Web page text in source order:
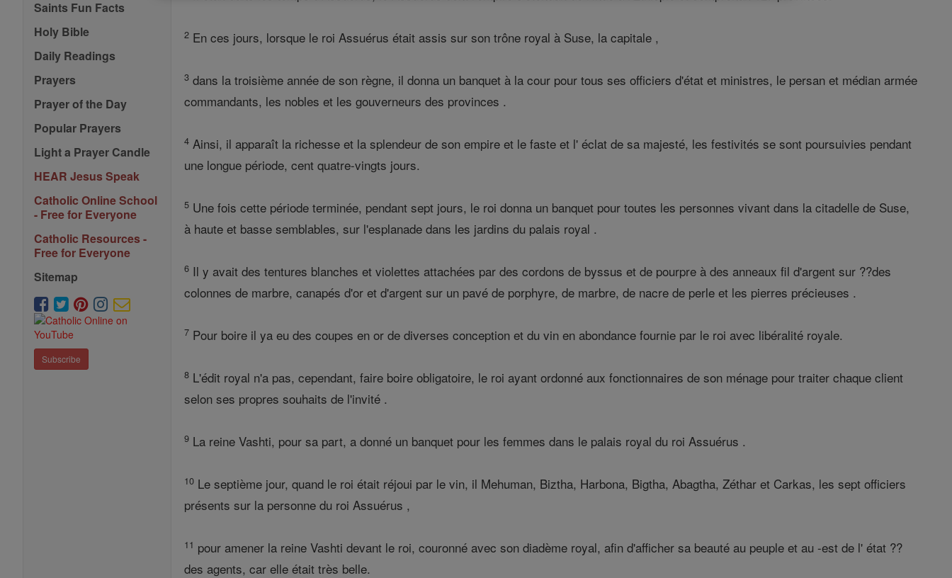
Saints Fun Facts
Holy Bible
Daily Readings
Prayers
Prayer of the Day
Popular Prayers
Light a Prayer Candle
HEAR Jesus Speak
Catholic Online School
- Free for Everyone
Catholic Resources -
Free for Everyone
Sitemap
Subscribe
2 En ces jours, lorsque le roi Assuérus était assis sur son trône royal à Suse, la capitale ,
3 dans la troisième année de son règne, il donna un banquet à la cour pour tous ses officiers d'état et ministres, le persan et médian armée
commandants, les nobles et les gouverneurs des provinces .
4 Ainsi, il apparaît la richesse et la splendeur de son empire et le faste et l' éclat de sa majesté, les festivités se sont poursuivies pendant
une longue période, cent quatre-vingts jours.
5 Une fois cette période terminée, pendant sept jours, le roi donna un banquet pour toutes les personnes vivant dans la citadelle de Suse,
à haute et basse semblables, sur l'esplanade dans les jardins du palais royal .
6 Il y avait des tentures blanches et violettes attachées par des cordons de byssus et de pourpre à des anneaux fil d'argent sur ??des
colonnes de marbre, canapés d'or et d'argent sur un pavé de porphyre, de marbre, de nacre de perle et les pierres précieuses .
7 Pour boire il ya eu des coupes en or de diverses conception et du vin en abondance fournie par le roi avec libéralité royale.
8 L'édit royal n'a pas, cependant, faire boire obligatoire, le roi ayant ordonné aux fonctionnaires de son ménage pour traiter chaque client
selon ses propres souhaits de l'invité .
9 La reine Vashti, pour sa part, a donné un banquet pour les femmes dans le palais royal du roi Assuérus .
10 Le septième jour, quand le roi était réjoui par le vin, il Mehuman, Biztha, Harbona, Bigtha, Abagtha, Zéthar et Carkas, les sept officiers
présents sur la personne du roi Assuérus ,
11 pour amener la reine Vashti devant le roi, couronné avec son diadème royal, afin d'afficher sa beauté au peuple et au -est de l' état ??
des agents, car elle était très belle.